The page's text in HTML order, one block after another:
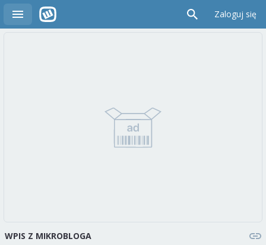
Zaloguj się
WPIS Z MIKROBLOGA